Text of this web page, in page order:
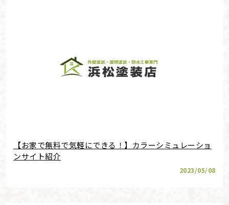
【お家で無料で気軽にできる！】カラーシミュレーショ
ンサイト紹介
2023/05/08